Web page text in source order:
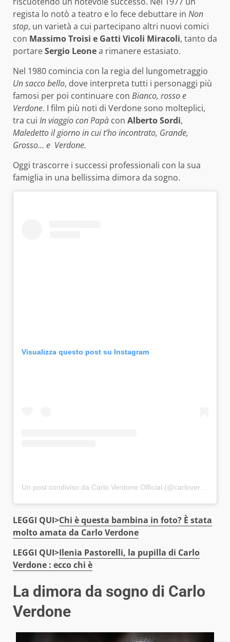
regista lo notò a teatro e lo fece debuttare in Non
stop, un varietà a cui partecipano altri nuovi comici
con Massimo Troisi e Gatti Vicoli Miracoli, tanto da
portareSergio Leonea rimanere estasiato.
Nel 1980 comincia con la regia del lungometraggio
Un sacco bello, dove interpreta tutti i personaggi più
famosi per poi continuare con Bianco, rosso e
Verdone. I film più noti di Verdone sono molteplici,
tra cui In viaggio con Papà con Alberto Sordi,
Maledetto il giorno in cui t’ho incontrato, Grande,
Grosso… e Verdone.
Oggi trascorre i successi professionali con la sua
famiglia in una bellissima dimora da sogno.
Visualizza questo post su Instagram
LEGGI QUI>Chi è questa bambina in foto? È stata
molto amata da Carlo Verdone
LEGGI QUI>Ilenia Pastorelli, la pupilla di Carlo
Verdone : ecco chi è
La dimora da sogno di Carlo
Verdone